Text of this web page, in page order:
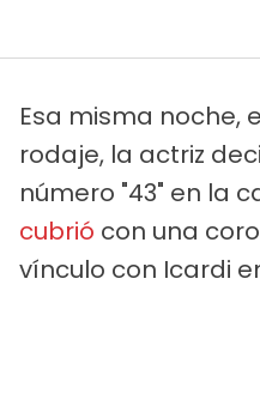
Esa misma noche,
rodaje, la actriz
número "43" en la
cubrió con una
vínculo con Icardi